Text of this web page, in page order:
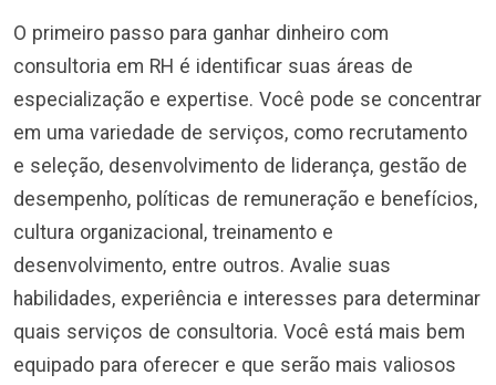
O primeiro passo para ganhar dinheiro com
consultoria em RH é identificar suas áreas de
especialização e expertise. Você pode se concentrar
em uma variedade de serviços, como recrutamento
e seleção, desenvolvimento de liderança, gestão de
desempenho, políticas de remuneração e benefícios,
cultura organizacional, treinamento e
desenvolvimento, entre outros. Avalie suas
habilidades, experiência e interesses para determinar
quais serviços de consultoria. Você está mais bem
equipado para oferecer e que serão mais valiosos